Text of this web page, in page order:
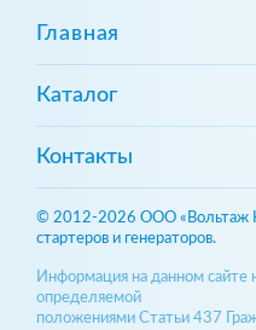
Главная
Каталог
Контакты
© 2012-2026 ООО «Вольтаж
стартеров и генераторов.
Информация на данном сайте
определяемой
положениями Статьи 437